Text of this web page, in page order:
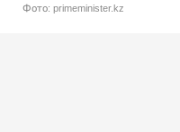
Фото: primeminister.kz